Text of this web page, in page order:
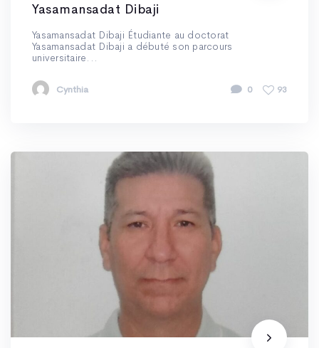
Yasamansadat Dibaji
Yasamansadat Dibaji Étudiante au doctorat
Yasamansadat Dibaji a débuté son parcours
universitaire...
Cynthia 0 93